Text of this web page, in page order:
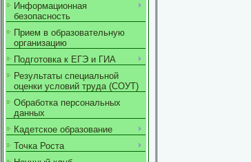
Информационная
безопасность
Прием в образовательную
организацию
Подготовка к ЕГЭ и ГИА
Результаты специальной
оценки условий труда (СОУТ)
Обработка персональных
данных
Кадетское образование
Точка Роста